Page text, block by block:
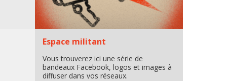
Espace militant
Vous trouverez ici une série de
bandeaux Facebook, logos et images à
diffuser dans vos réseaux.